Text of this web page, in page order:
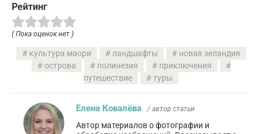
Рейтинг
( Пока оценок нет )
культура маори ландшафты
новая зеландия
острова
полинезия
приключения
путешествие
туры
Елена Ковалёва / автор статьи
Автор материалов о фотографии и